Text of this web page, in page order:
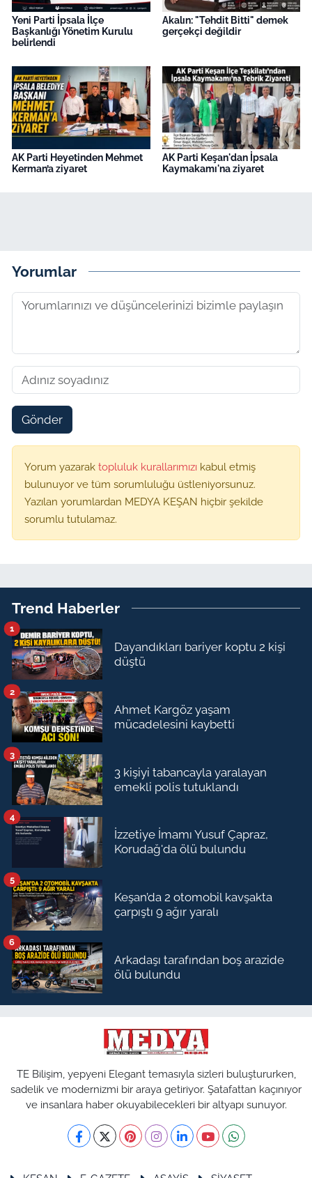
Yeni Parti İpsala İlçe
Başkanlığı Yönetim Kurulu
belirlendi
Akalın: "Tehdit Bitti" demek
gerçekçi değildir
AK Parti Heyetinden Mehmet
Kerman’a ziyaret
AK Parti Keşan'dan İpsala
Kaymakamı'na ziyaret
Yorumlar
Gönder
Yorum yazarak topluluk kurallarımızı kabul etmiş
bulunuyor ve tüm sorumluluğu üstleniyorsunuz.
Yazılan yorumlardan MEDYA KEŞAN hiçbir şekilde
sorumlu tutulamaz.
Trend Haberler
Dayandıkları bariyer koptu 2 kişi
düştü
1
Ahmet Kargöz yaşam
mücadelesini kaybetti
2
3 kişiyi tabancayla yaralayan
emekli polis tutuklandı
3
İzzetiye İmamı Yusuf Çapraz,
Korudağ'da ölü bulundu
4
Keşan’da 2 otomobil kavşakta
çarpıştı 9 ağır yaralı
5
Arkadaşı tarafından boş arazide
ölü bulundu
6
TE Bilişim, yepyeni Elegant temasıyla sizleri buluştururken,
sadelik ve modernizmi bir araya getiriyor. Şatafattan kaçınıyor
ve insanlara haber okuyabilecekleri bir altyapı sunuyor.